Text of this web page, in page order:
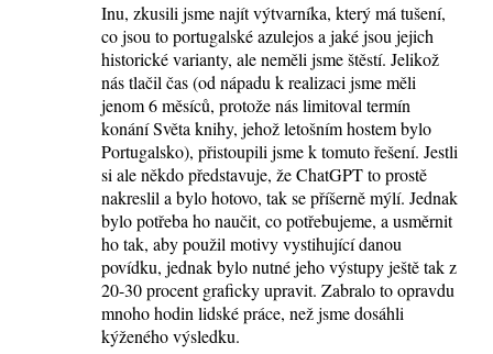
Inu, zkusili jsme najít výtvarníka, který má tušení,
co jsou to portugalské azulejos a jaké jsou jejich
historické varianty, ale neměli jsme štěstí. Jelikož
nás tlačil čas (od nápadu k realizaci jsme měli
jenom 6 měsíců, protože nás limitoval termín
konání Světa knihy, jehož letošním hostem bylo
Portugalsko), přistoupili jsme k tomuto řešení. Jestli
si ale někdo představuje, že ChatGPT to prostě
nakreslil a bylo hotovo, tak se příšerně mýlí. Jednak
bylo potřeba ho naučit, co potřebujeme, a usměrnit
ho tak, aby použil motivy vystihující danou
povídku, jednak bylo nutné jeho výstupy ještě tak z
20-30 procent graficky upravit. Zabralo to opravdu
mnoho hodin lidské práce, než jsme dosáhli
kýženého výsledku.